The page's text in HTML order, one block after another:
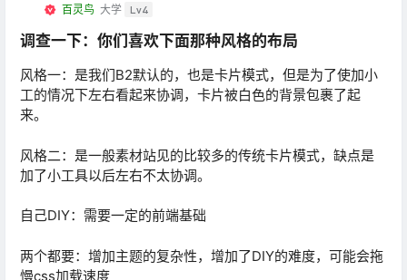
百灵鸟 大学 Lv4
调查一下：你们喜欢下面那种风格的布局
风格一：是我们B2默认的，也是卡片模式，但是为了使加小
工的情况下左右看起来协调，卡片被白色的背景包裹了起
来。
风格二：是一般素材站见的比较多的传统卡片模式，缺点是
加了小工具以后左右不太协调。
自己DIY：需要一定的前端基础
两个都要：增加主题的复杂性，增加了DIY的难度，可能会拖
慢css加载速度